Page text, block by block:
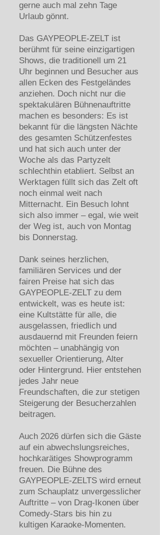
gerne auch mal zehn Tage
Urlaub gönnt.
Das GAYPEOPLE‑ZELT ist
berühmt für seine einzigartigen
Shows, die traditionell um 21
Uhr beginnen und Besucher aus
allen Ecken des Festgeländes
anziehen. Doch nicht nur die
spektakulären Bühnenauftritte
machen es besonders: Es ist
bekannt für die längsten Nächte
des gesamten Schützenfestes
und hat sich auch unter der
Woche als das Partyzelt
schlechthin etabliert. Selbst an
Werktagen füllt sich das Zelt oft
noch einmal weit nach
Mitternacht. Ein Besuch lohnt
sich also immer – egal, wie weit
der Weg ist, auch von Montag
bis Donnerstag.
Dank seines herzlichen,
familiären Services und der
fairen Preise hat sich das
GAYPEOPLE‑ZELT zu dem
entwickelt, was es heute ist:
eine Kultstätte für alle, die
ausgelassen, friedlich und
ausdauernd mit Freunden feiern
möchten – unabhängig von
sexueller Orientierung, Alter
oder Hintergrund. Hier entstehen
jedes Jahr neue
Freundschaften, die zur stetigen
Steigerung der Besucherzahlen
beitragen.
Auch 2026 dürfen sich die Gäste
auf ein abwechslungsreiches,
hochkarätiges Showprogramm
freuen. Die Bühne des
GAYPEOPLE‑ZELTS wird erneut
zum Schauplatz unvergesslicher
Auftritte – von Drag‑Ikonen über
Comedy‑Stars bis hin zu
kultigen Karaoke‑Momenten.